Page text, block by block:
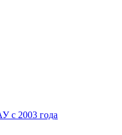
с 2003 года